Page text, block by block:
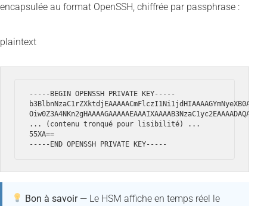
encapsulée au format OpenSSH, chiffrée par passphrase :
plaintext
-----BEGIN OPENSSH PRIVATE KEY-----
... (contenu tronqué pour lisibilité) ...
55XA==
-----END OPENSSH PRIVATE KEY-----
Bon à savoir— Le HSM affiche en temps réel le